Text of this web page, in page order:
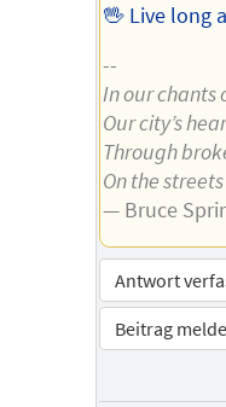
🖖 Live long
--
In our chants
Our city’s
Through
On the
— Bruce
Antwort
Beitrag